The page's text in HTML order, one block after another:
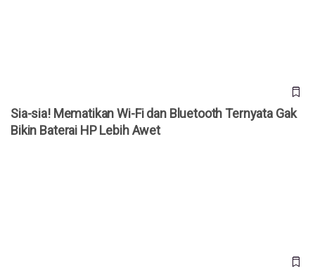
Sia-sia! Mematikan Wi-Fi dan Bluetooth Ternyata Gak
Bikin Baterai HP Lebih Awet